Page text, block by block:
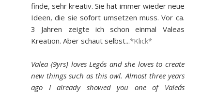
finde, sehr kreativ. Sie hat immer wieder neue
Ideen, die sie sofort umsetzen muss. Vor ca.
3 Jahren zeigte ich schon einmal Valeas
Kreation. Aber schaut selbst...*Klick*
Valea {9yrs} loves Lego´s and she loves to create
new things such as this owl. Almost three years
ago I already showed you one of Valea´s